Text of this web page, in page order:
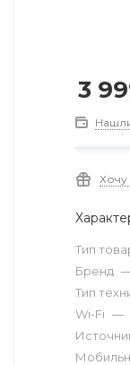
3
Хочу
Тип
Бренд
Тип
Wi-Fi —